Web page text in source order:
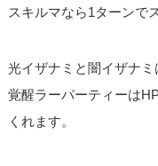
スキルマなら1ターンで
光イザナミと闇イザナミ
覚醒ラーパーティーは
くれます。